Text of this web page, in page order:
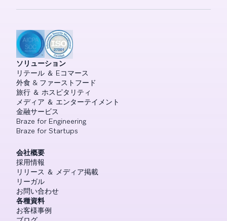
ソリューション
リテール ＆ Eコマース
外食 & ファーストフード
旅行 ＆ ホスピタリティ
メディア ＆ エンターテイメント
金融サービス
Braze for Engineering
Braze for Startups
会社概要
採用情報
リリース ＆ メディア掲載
リーガル
お問い合わせ
各種資料
お客様事例